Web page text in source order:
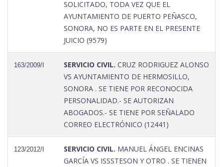
SOLICITADO, TODA VEZ QUE EL
AYUNTAMIENTO DE PUERTO PEÑASCO,
SONORA, NO ES PARTE EN EL PRESENTE
JUICIO (9579)
163/2009/I SERVICIO CIVIL. CRUZ RODRIGUEZ ALONSO
VS AYUNTAMIENTO DE HERMOSILLO,
SONORA . SE TIENE POR RECONOCIDA
PERSONALIDAD.- SE AUTORIZAN
ABOGADOS.- SE TIENE POR SEÑALADO
CORREO ELECTRÓNICO (12441)
123/2012/I SERVICIO CIVIL. MANUEL ÁNGEL ENCINAS
GARCÍA VS ISSSTESON Y OTRO . SE TIENEN